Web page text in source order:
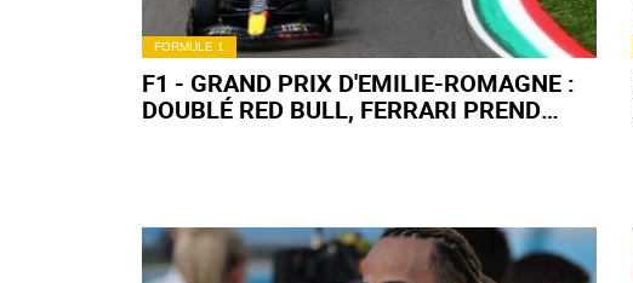
FORMULE 1
F1 - GRAND PRIX D'EMILIE-ROMAGNE :
DOUBLÉ RED BULL, FERRARI PREND